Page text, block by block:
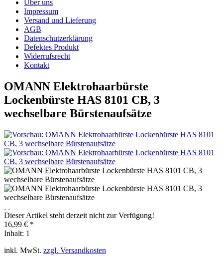
Über uns
Impressum
Versand und Lieferung
AGB
Datenschutzerklärung
Defektes Produkt
Widerrufsrecht
Kontakt
OMANN Elektrohaarbürste
Lockenbürste HAS 8101 CB, 3
wechselbare Bürstenaufsätze
Dieser Artikel steht derzeit nicht zur Verfügung!
16,99 € *
Inhalt: 1
inkl. MwSt. zzgl. Versandkosten